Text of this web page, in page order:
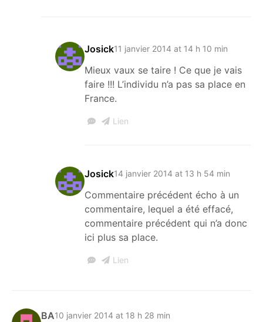
Josick11 janvier 2014 at 14 h 10 min
Mieux vaux se taire ! Ce que je vais
faire !!! L’individu n’a pas sa place en
France.
Lien
Josick14 janvier 2014 at 13 h 54 min
Commentaire précédent écho à un
commentaire, lequel a été effacé,
commentaire précédent qui n’a donc
ici plus sa place.
Lien
BA10 janvier 2014 at 18 h 28 min